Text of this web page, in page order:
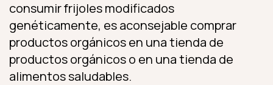
consumir frijoles modificados
genéticamente, es aconsejable comprar
productos orgánicos en una tienda de
productos orgánicos o en una tienda de
alimentos saludables.